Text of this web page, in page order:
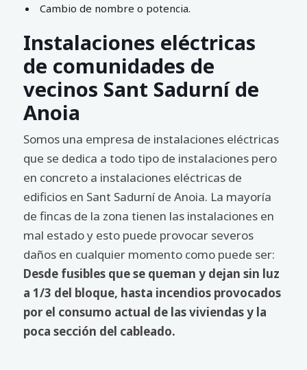
Cambio de nombre o potencia.
Instalaciones eléctricas
de comunidades de
vecinos Sant Sadurní de
Anoia
Somos una empresa de instalaciones eléctricas
que se dedica a todo tipo de instalaciones pero
en concreto a instalaciones eléctricas de
edificios en Sant Sadurní de Anoia. La mayoría
de fincas de la zona tienen las instalaciones en
mal estado y esto puede provocar severos
daños en cualquier momento como puede ser:
Desde fusibles que se queman y dejan sin luz
a 1/3 del bloque, hasta incendios provocados
por el consumo actual de las viviendas y la
poca sección del cableado.